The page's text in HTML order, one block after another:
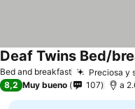
Bed and breakfast Preciosa y
Deaf Twins Bed/
8,2 Muy bueno 107 a